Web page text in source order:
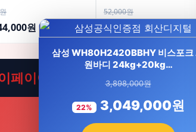
원
52,000원
27%37,900원
이여행
삼성 WH80H2420BBHY 비스포크
원바디 24kg+20kg…
3,898,000원
22% 3,049,000원